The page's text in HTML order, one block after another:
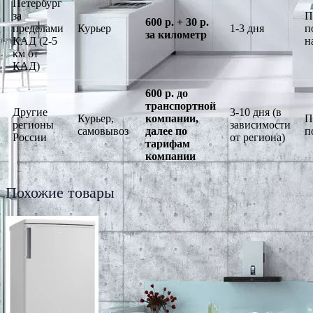
Петербург
за
пределами
КАД (2-5
км от
КАД)
Курьер
600 р. + 30 р.
за километр
1-3 дня
Другие
регионы
России
Курьер,
самовывоз
600 р. до
транспортной
компании,
далее по
тарифам
компании
3-10 дня (в
зависимости
от региона)
Похожие товары